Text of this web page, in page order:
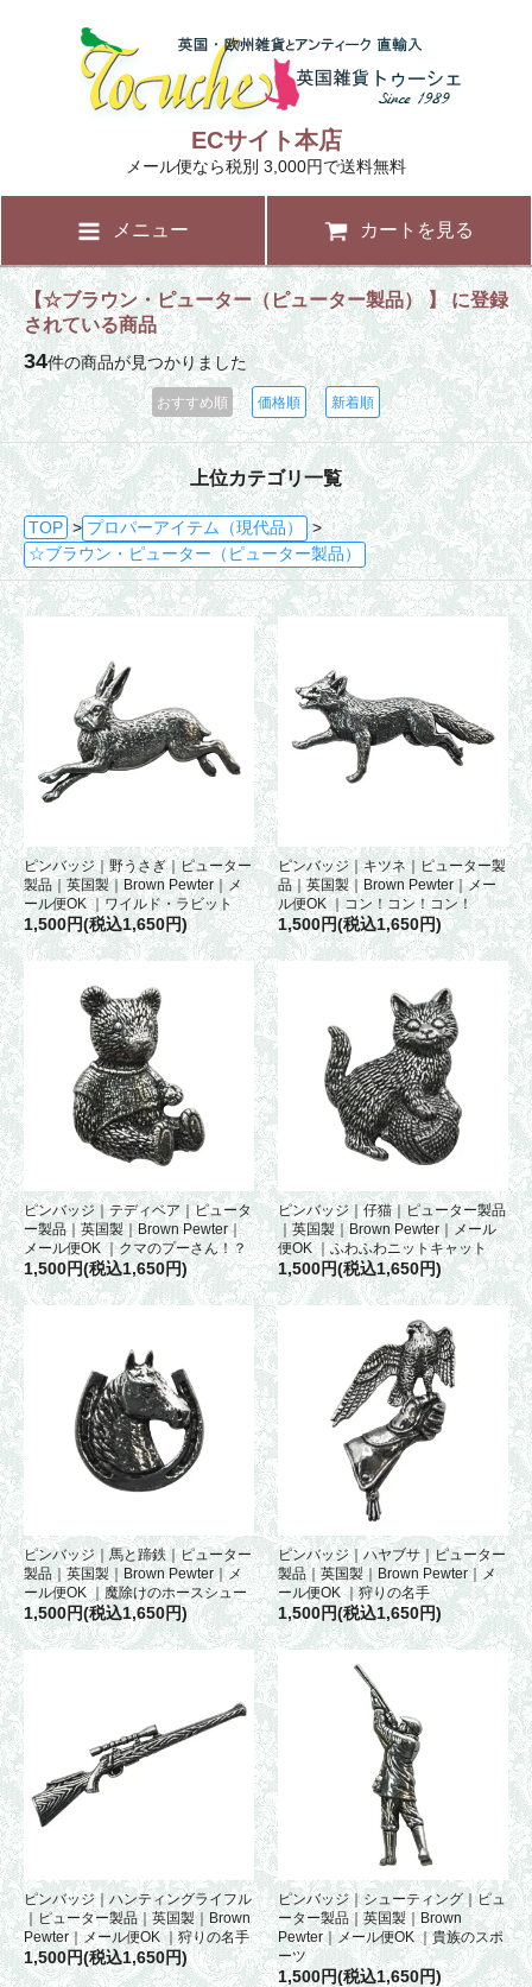
ECサイト本店
メール便なら税別 3,000円で送料無料
メニュー カートを見る
【☆ブラウン・ピューター（ピューター製品） 】 に登録
されている商品
34件の商品が見つかりました
おすすめ順 価格順 新着順
上位カテゴリ一覧
TOP > プロパーアイテム（現代品）
>
☆ブラウン・ピューター（ピューター製品）
ピンバッジ｜野うさぎ｜ピューター
製品｜英国製｜Brown Pewter｜メ
ール便OK ｜ワイルド・ラビット
1,500円(税込1,650円)
ピンバッジ｜キツネ｜ピューター製
品｜英国製｜Brown Pewter｜メー
ル便OK ｜コン！コン！コン！
1,500円(税込1,650円)
ピンバッジ｜テディベア｜ピュータ
ー製品｜英国製｜Brown Pewter｜
メール便OK ｜クマのプーさん！？
1,500円(税込1,650円)
ピンバッジ｜仔猫｜ピューター製品
｜英国製｜Brown Pewter｜メール
便OK ｜ふわふわニットキャット
1,500円(税込1,650円)
ピンバッジ｜馬と蹄鉄｜ピューター
製品｜英国製｜Brown Pewter｜メ
ール便OK ｜魔除けのホースシュー
1,500円(税込1,650円)
ピンバッジ｜ハヤブサ｜ピューター
製品｜英国製｜Brown Pewter｜メ
ール便OK ｜狩りの名手
1,500円(税込1,650円)
ピンバッジ｜ハンティングライフル
｜ピューター製品｜英国製｜Brown
Pewter｜メール便OK ｜狩りの名手
1,500円(税込1,650円)
ピンバッジ｜シューティング｜ピュ
ーター製品｜英国製｜Brown
Pewter｜メール便OK ｜貴族のスポ
ーツ
1,500円(税込1,650円)